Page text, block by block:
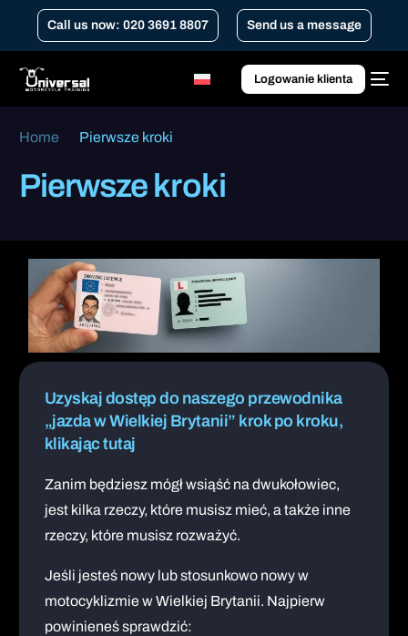
Call us now: 020 3691 8807 Send us a message
Logowanie klienta
Home Pierwsze kroki
Pierwsze kroki
Uzyskaj dostęp do naszego przewodnika
„jazda w Wielkiej Brytanii” krok po kroku,
klikając tutaj
Zanim będziesz mógł wsiąść na dwukołowiec,
jest kilka rzeczy, które musisz mieć, a także inne
rzeczy, które musisz rozważyć.
Jeśli jesteś nowy lub stosunkowo nowy w
motocyklizmie w Wielkiej Brytanii. Najpierw
powinieneś sprawdzić: